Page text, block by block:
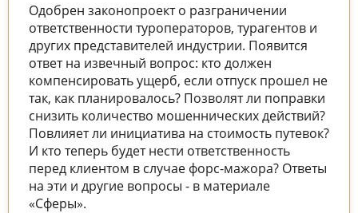
Одобрен законопроект о разграничении
ответственности туроператоров, турагентов и
других представителей индустрии. Появится
ответ на извечный вопрос: кто должен
компенсировать ущерб, если отпуск прошел не
так, как планировалось? Позволят ли поправки
снизить количество мошеннических действий?
Повлияет ли инициатива на стоимость путевок?
И кто теперь будет нести ответственность
перед клиентом в случае форс-мажора? Ответы
на эти и другие вопросы - в материале
«Сферы».